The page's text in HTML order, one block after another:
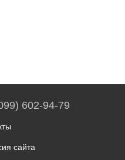
602-94-79
сайта